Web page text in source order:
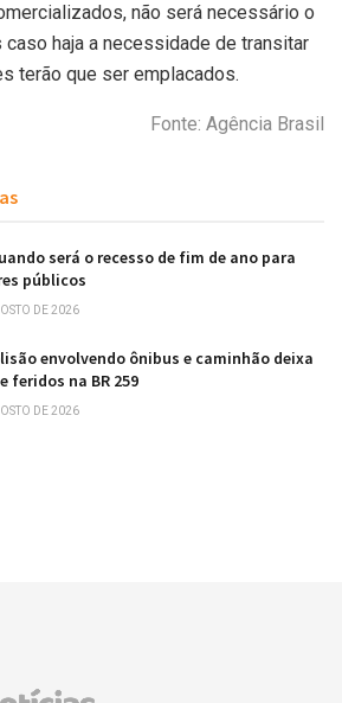
não será necessário o
haja a necessidade de transitar
terão que ser emplacados.
Fonte: Agência Brasil
será o recesso de fim de ano para
públicos
DE 2026
envolvendo ônibus e caminhão deixa
feridos na BR 259
DE 2026